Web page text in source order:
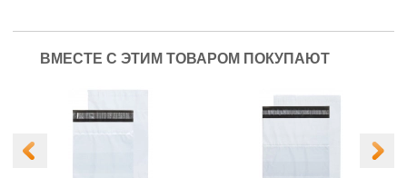
ВМЕСТЕ С ЭТИМ ТОВАРОМ ПОКУПАЮТ